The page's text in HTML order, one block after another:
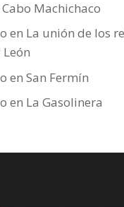
Cabo Machichaco
en La unión de los
en San Fermín
en La Gasolinera